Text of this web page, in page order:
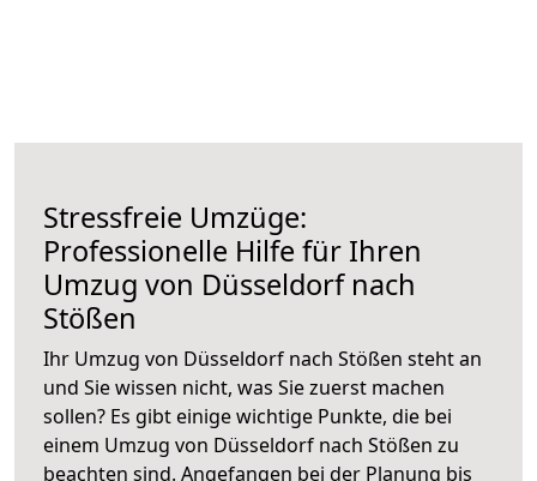
Stressfreie Umzüge:
Professionelle Hilfe für Ihren
Umzug von Düsseldorf nach
Stößen
Ihr Umzug von Düsseldorf nach Stößen steht an
und Sie wissen nicht, was Sie zuerst machen
sollen? Es gibt einige wichtige Punkte, die bei
einem Umzug von Düsseldorf nach Stößen zu
beachten sind. Angefangen bei der Planung bis